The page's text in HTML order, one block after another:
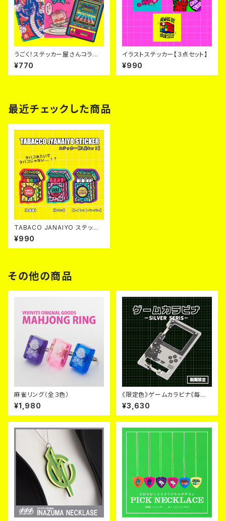
うごく！ステッカー屋さんコラボ
ステッカー‼【全３種】
¥770
イラストステッカー【３点セット】
¥990
最近チェックした商品
TABACO JANAIYO ステッカ
ー【３点セット】
¥990
その他の商品
麻雀リング（全３色）
¥1,980
《限定色》ゲームカラビナ《毎月６
日~９日のみ販売》
¥3,630